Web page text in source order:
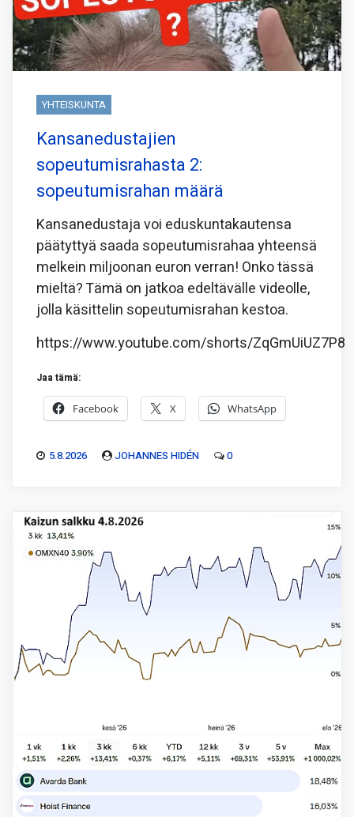
YHTEISKUNTA
Kansanedustajien
sopeutumisrahasta 2:
sopeutumisrahan määrä
Kansanedustaja voi eduskuntakautensa
päätyttyä saada sopeutumisrahaa yhteensä
melkein miljoonan euron verran! Onko tässä
mieltä? Tämä on jatkoa edeltävälle videolle,
jolla käsittelin sopeutumisrahan kestoa.
https://www.youtube.com/shorts/ZqGmUiUZ7P8
Jaa tämä:
Facebook X WhatsApp
5.8.2026 JOHANNES HIDÉN 0